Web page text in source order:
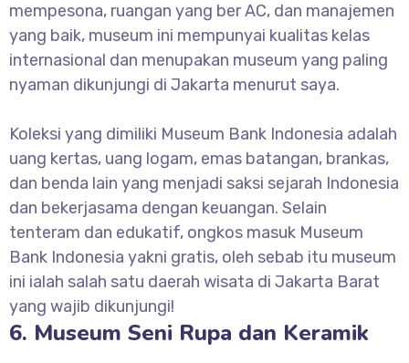
mempesona, ruangan yang ber AC, dan manajemen
yang baik, museum ini mempunyai kualitas kelas
internasional dan menupakan museum yang paling
nyaman dikunjungi di Jakarta menurut saya.
Koleksi yang dimiliki Museum Bank Indonesia adalah
uang kertas, uang logam, emas batangan, brankas,
dan benda lain yang menjadi saksi sejarah Indonesia
dan bekerjasama dengan keuangan. Selain
tenteram dan edukatif, ongkos masuk Museum
Bank Indonesia yakni gratis, oleh sebab itu museum
ini ialah salah satu daerah wisata di Jakarta Barat
yang wajib dikunjungi!
6. Museum Seni Rupa dan Keramik